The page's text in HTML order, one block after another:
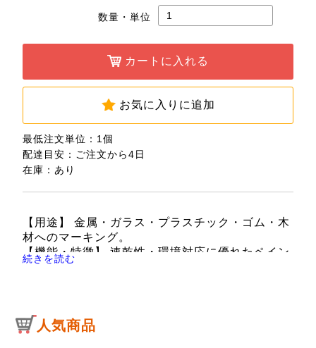
数量・単位
カートに入れる
お気に入りに追加
最低注文単位：1個
配達目安：ご注文から4日
在庫：あり
【用途】 金属・ガラス・プラスチック・ゴム・木
材へのマーキング。
【機能・特徴】 速乾性・環境対応に優れたペイン
トマーカーをお望みのお客様に最適です。
続きを読む
人気商品